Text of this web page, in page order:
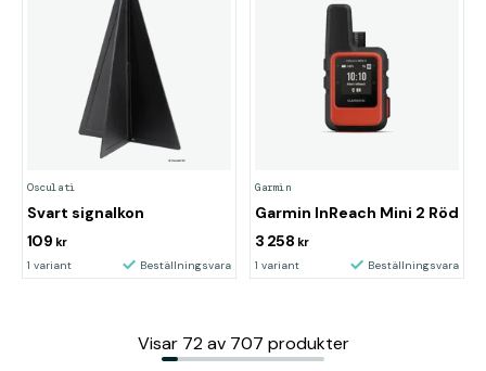
Osculati
Svart signalkon
109 kr
1 variant Beställningsvara
Garmin
Garmin InReach Mini 2 Röd
3 258 kr
1 variant Beställningsvara
Visar 72 av 707 produkter